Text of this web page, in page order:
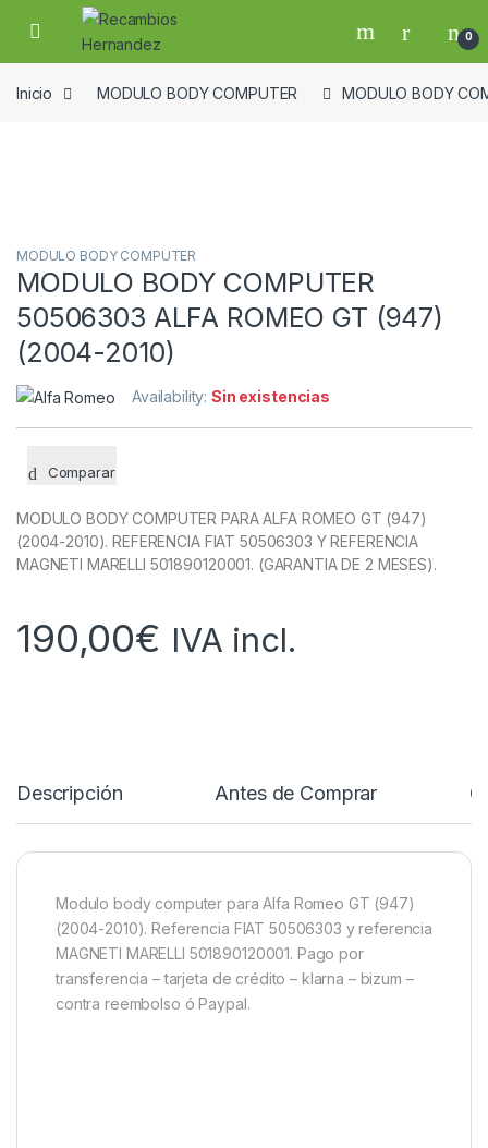
Skip to navigation
Skip to content
Open 0
Inicio MODULO BODY COMPUTER MODULO BODY
MODULO BODY COMPUTER
MODULO BODY COMPUTER
50506303 ALFA ROMEO GT (947)
(2004-2010)
Availability:Sin existencias
Comparar
MODULO BODY COMPUTER PARA ALFA ROMEO GT (947)
(2004-2010). REFERENCIA FIAT 50506303 Y REFERENCIA
MAGNETI MARELLI 501890120001. (GARANTIA DE 2 MESES).
190,00€ IVA incl.
Descripción Antes de Comprar
Modulo body computer para Alfa Romeo GT (947)
(2004-2010). Referencia FIAT 50506303 y referencia
MAGNETI MARELLI 501890120001. Pago por
transferencia – tarjeta de crédito – klarna – bizum –
contra reembolso ó Paypal.